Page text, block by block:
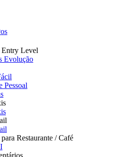
Entry Level
Evolução
Pessoal
Restaurante / Café